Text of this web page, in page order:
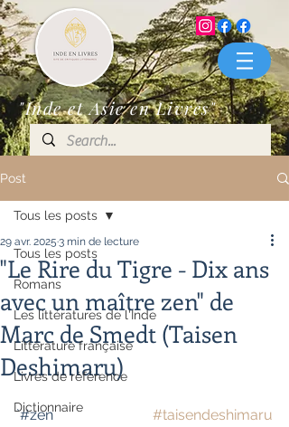
"Inde et Asie en Livres"
Post
Tous les posts
Romans
Les littératures de l'Inde
Littérature française
Livres de référence
Dictionnaire
Tous les posts
"Le Rire du Tigre - Dix ans
avec un maître zen" de
Marc de Smedt (Taisen
Deshimaru)
29 avr. 2025 3 min de lecture
`#zen #taisendeshimaru